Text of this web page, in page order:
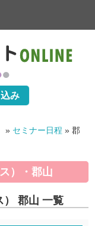
●
み
» セミナー日程 »郡
）・郡山
） 郡山 一覧